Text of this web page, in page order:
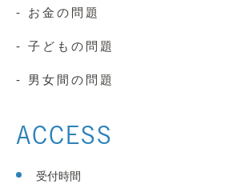
- お金の問題
- 子どもの問題
- 男女間の問題
ACCESS
受付時間